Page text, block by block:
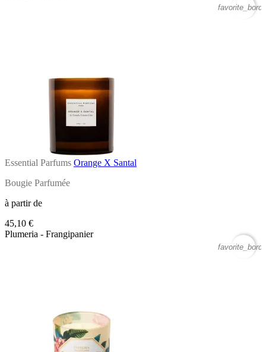
Essential Parfums Orange X Santal
Bougie Parfumée
à partir de
45,10 €
Plumeria - Frangipanier